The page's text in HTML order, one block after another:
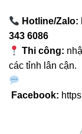
Hotline/Zalo:
343 6086
Thi công:
các tỉnh lân cận.
Facebook: